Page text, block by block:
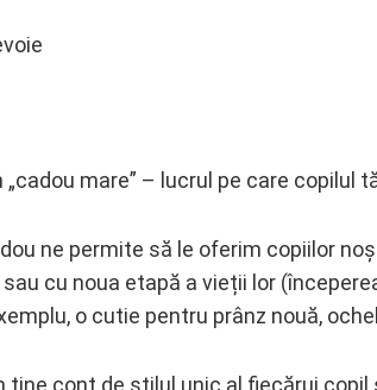
mare” – lucrul pe care copilul
ne permite să le oferim copiilor
cu noua etapă a vieții lor
o cutie pentru prânz nouă,
ține cont de stilul unic al fiecărui